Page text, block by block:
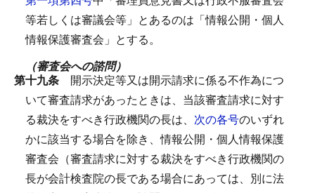
等若しくは審議会等」とあるのは「情報公開・個人
情報保護審査会」とする。
（審査会への諮問）
第十九条 開示決定等又は開示請求に係る不作為につ
いて審査請求があったときは、当該審査請求に対す
る裁決をすべき行政機関の長は、 次の各号のいずれ
かに該当する場合を除き、情報公開・個人情報保護
審査会（審査請求に対する裁決をすべき行政機関の
長が会計検査院の長である場合にあっては、別に法